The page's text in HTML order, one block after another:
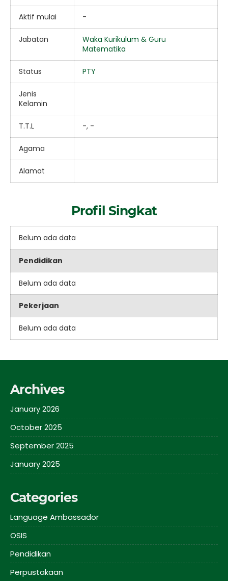
Aktif mulai -
Jabatan
Waka Kurikulum & Guru
Matematika
Status PTY
Jenis
Kelamin
T.T.L -, -
Agama
Alamat
Profil Singkat
Belum ada data
Pendidikan
Belum ada data
Pekerjaan
Belum ada data
Archives
January 2026
October 2025
September 2025
January 2025
Categories
Language Ambassador
OSIS
Pendidikan
Perpustakaan